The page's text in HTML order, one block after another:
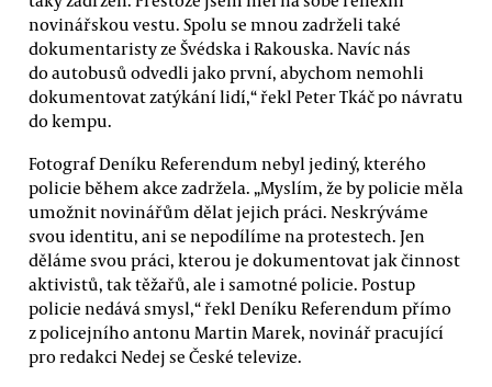
novinářskou vestu. Spolu se mnou zadrželi také
dokumentaristy ze Švédska i Rakouska. Navíc nás
do autobusů odvedli jako první, abychom nemohli
dokumentovat zatýkání lidí,“ řekl Peter Tkáč po návratu
do kempu.
Fotograf Deníku Referendum nebyl jediný, kterého
policie během akce zadržela. „Myslím, že by policie měla
umožnit novinářům dělat jejich práci. Neskrýváme
svou identitu, ani se nepodílíme na protestech. Jen
děláme svou práci, kterou je dokumentovat jak činnost
aktivistů, tak těžařů, ale i samotné policie. Postup
policie nedává smysl,“ řekl Deníku Referendum přímo
z policejního antonu Martin Marek, novinář pracující
pro redakci Nedej se České televize.